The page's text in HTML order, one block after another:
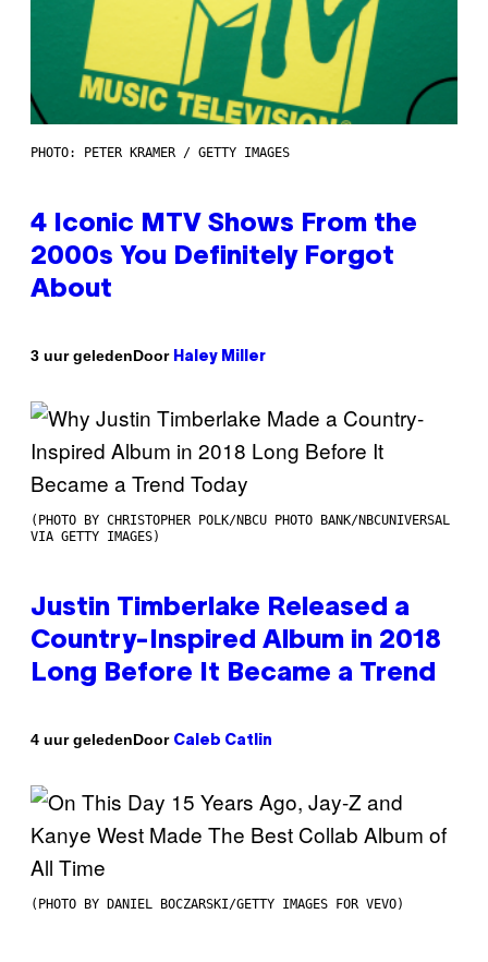
PHOTO: PETER KRAMER / GETTY IMAGES
4 Iconic MTV Shows From the
2000s You Definitely Forgot
About
3 uur geledenDoor Haley Miller
(PHOTO BY CHRISTOPHER POLK/NBCU PHOTO BANK/NBCUNIVERSAL
VIA GETTY IMAGES)
Justin Timberlake Released a
Country-Inspired Album in 2018
Long Before It Became a Trend
4 uur geledenDoor Caleb Catlin
(PHOTO BY DANIEL BOCZARSKI/GETTY IMAGES FOR VEVO)